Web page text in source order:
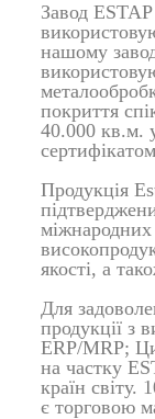
Завод
нашому
покриття
40.000 кв.м.
Продукція
міжнародних
якості, а
Для
продукції з
ERP/MRP;
на частку
країн світу.
є торговою